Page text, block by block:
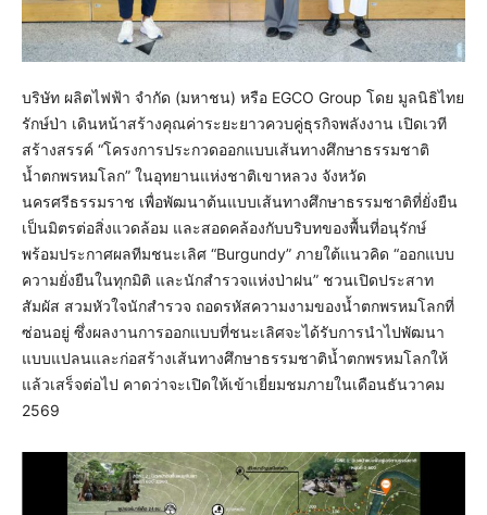
บริษัท ผลิตไฟฟ้า จำกัด (มหาชน) หรือ EGCO Group โดย มูลนิธิไทย
รักษ์ป่า เดินหน้าสร้างคุณค่าระยะยาวควบคู่ธุรกิจพลังงาน เปิดเวที
สร้างสรรค์ “โครงการประกวดออกแบบเส้นทางศึกษาธรรมชาติ
น้ำตกพรหมโลก” ในอุทยานแห่งชาติเขาหลวง จังหวัด
นครศรีธรรมราช เพื่อพัฒนาต้นแบบเส้นทางศึกษาธรรมชาติที่ยั่งยืน
เป็นมิตรต่อสิ่งแวดล้อม และสอดคล้องกับบริบทของพื้นที่อนุรักษ์
พร้อมประกาศผลทีมชนะเลิศ “Burgundy” ภายใต้แนวคิด “ออกแบบ
ความยั่งยืนในทุกมิติ และนักสำรวจแห่งป่าฝน” ชวนเปิดประสาท
สัมผัส สวมหัวใจนักสำรวจ ถอดรหัสความงามของน้ำตกพรหมโลกที่
ซ่อนอยู่ ซึ่งผลงานการออกแบบที่ชนะเลิศจะได้รับการนำไปพัฒนา
แบบแปลนและก่อสร้างเส้นทางศึกษาธรรมชาติน้ำตกพรหมโลกให้
แล้วเสร็จต่อไป คาดว่าจะเปิดให้เข้าเยี่ยมชมภายในเดือนธันวาคม
2569